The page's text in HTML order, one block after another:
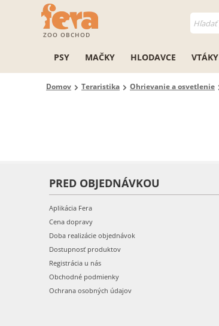
ZOO OBCHOD
PSY MAČKY HLODAVCE VTÁKY
Domov Teraristika Ohrievanie a osvetlenie
PRED OBJEDNÁVKOU
Aplikácia Fera
Cena dopravy
Doba realizácie objednávok
Dostupnosť produktov
Registrácia u nás
Obchodné podmienky
Ochrana osobných údajov